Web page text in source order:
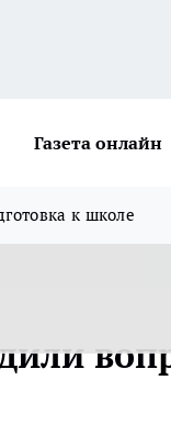
Газета онлайн
к школе